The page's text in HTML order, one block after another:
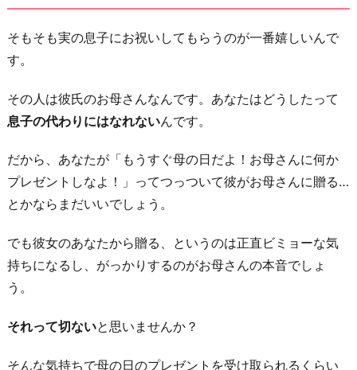
ら
2.
っ
て
お
返
し
に
悩
し
そもそも実の息子にお祝いしてもらうのが一番嬉しいんで
す。
その人は彼氏のお母さんなんです。あなたはどうしたって
息子の代わりにはなれないんです。
だから、あなたが「もうすぐ母の日だよ！お母さんに何か
プレゼントしなよ！」ってつっついて彼がお母さんに贈る…
とかならまだいいでしょう。
でも彼女のあなたから贈る、というのは正直ビミョーな気
持ちになるし、がっかりするのがお母さんの本音でしょ
う。
それって切ないと思いませんか？
そんな気持ちで母の日のプレゼントを受け取られるくらい